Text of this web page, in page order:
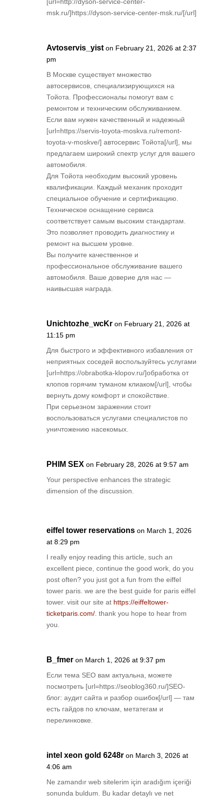
[url=http://dyson-service-center-
msk.ru/]https://dyson-service-center-msk.ru/[/url]
Avtoservis_yist on February 21, 2026 at 2:37
pm
В Москве существует множество
автосервисов, специализирующихся на
Тойота. Профессионалы помогут вам с
ремонтом и техническим обслуживанием.
Если вам нужен качественный и надежный
[url=https://servis-toyota-moskva.ru/remont-
toyota-v-moskve/] автосервис Тойота[/url], мы
предлагаем широкий спектр услуг для вашего
автомобиля.
Для Тойота необходим высокий уровень
квалификации. Каждый механик проходит
специальное обучение и сертификацию.
Техническое оснащение сервиса
соответствует самым высоким стандартам.
Это позволяет проводить диагностику и
ремонт на высшем уровне.
Вы получите качественное и
профессиональное обслуживание вашего
автомобиля. Ваше доверие для нас —
наивысшая награда.
Unichtozhe_wcKr on February 21, 2026 at
11:15 pm
Для быстрого и эффективного избавления от
неприятных соседей воспользуйтесь услугами
[url=https://obrabotka-klopov.ru/]обработка от
клопов горячим туманом клиаком[/url], чтобы
вернуть дому комфорт и спокойствие.
При серьезном заражении стоит
воспользоваться услугами специалистов по
уничтожению насекомых.
PHIM SEX on February 28, 2026 at 9:57 am
Your perspective enhances the strategic
dimension of the discussion.
eiffel tower reservations on March 1, 2026
at 8:29 pm
I really enjoy reading this article, such an
excellent piece, continue the good work, do you
post often? you just got a fun from the eiffel
tower paris. we are the best guide for paris eiffel
tower. visit our site at https://eiffeltower-
ticketparis.com/. thank you hope to hear from
you.
B_fmer on March 1, 2026 at 9:37 pm
Если тема SEO вам актуальна, можете
посмотреть [url=https://seoblog360.ru/]SEO-
блог: аудит сайта и разбор ошибок[/url] — там
есть гайдов по ключам, метатегам и
перелинковке.
intel xeon gold 6248r on March 3, 2026 at
4:06 am
Ne zamandır web sitelerim için aradığım içeriği
sonunda buldum. Bu kadar detaylı ve net